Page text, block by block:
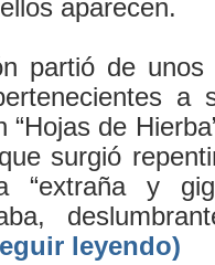
aparecen.
partió de unos
a
“Hojas de
surgió
y
leyendo)